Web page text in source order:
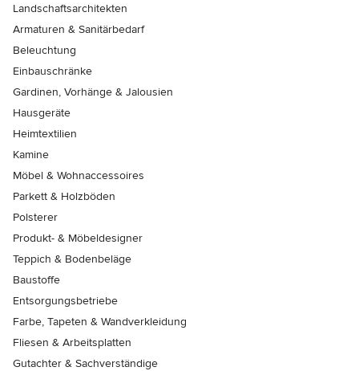
Landschaftsarchitekten
Armaturen & Sanitärbedarf
Beleuchtung
Einbauschränke
Gardinen, Vorhänge & Jalousien
Hausgeräte
Heimtextilien
Kamine
Möbel & Wohnaccessoires
Parkett & Holzböden
Polsterer
Produkt- & Möbeldesigner
Teppich & Bodenbeläge
Baustoffe
Entsorgungsbetriebe
Farbe, Tapeten & Wandverkleidung
Fliesen & Arbeitsplatten
Gutachter & Sachverständige